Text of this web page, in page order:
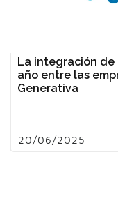
La integración de
año entre las
Generativa
20/06/2025